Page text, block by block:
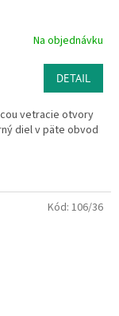
Na objednávku
DETAIL
vetracie otvory
diel v päte obvod
Kód: 106/36